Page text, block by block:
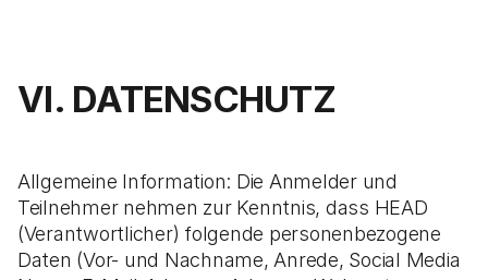
VI. DATENSCHUTZ
Allgemeine Information: Die Anmelder und
Teilnehmer nehmen zur Kenntnis, dass HEAD
(Verantwortlicher) folgende personenbezogene
Daten (Vor- und Nachname, Anrede, Social Media